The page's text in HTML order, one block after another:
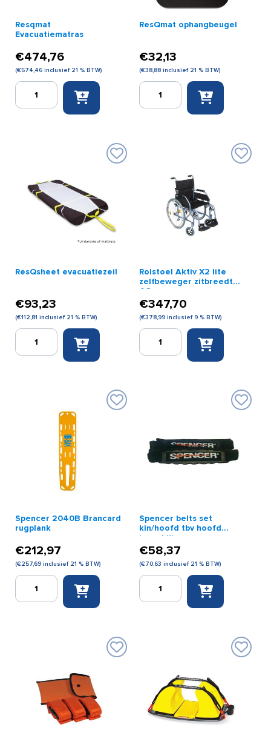
Resqmat
Evacuatiematras
€474,76
(€574,46 inclusief 21 % BTW)
Resqmat
Evacuatiematras
ResQmat ophangbeugel
€32,13
(€38,88 inclusief 21 % BTW)
ResQmat
ophangbeugel
ResQsheet evacuatiezeil
€93,23
(€112,81 inclusief 21 % BTW)
ResQsheet
evacuatiezeil
Rolstoel Aktiv X2 lite
zelfbeweger zitbreedte
46 cm
€347,70
(€378,99 inclusief 9 % BTW)
Rolstoel
aantal
Spencer 2040B Brancard
rugplank
€212,97
(€257,69 inclusief 21 % BTW)
Spencer
2040B
Spencer belts set
kin/hoofd tbv hoofd
immobilizer
€58,37
(€70,63 inclusief 21 % BTW)
Spencer